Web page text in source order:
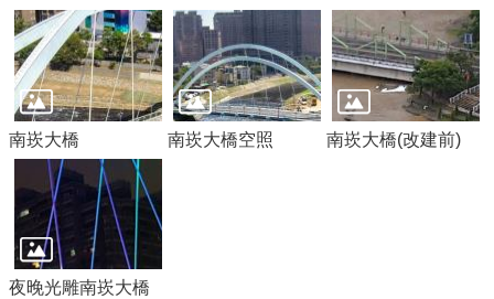
市
政
信
箱
常
見
問
答
E
n
南崁大橋 南崁大橋空照 南崁大橋(改建前)
夜晚光雕南崁大橋